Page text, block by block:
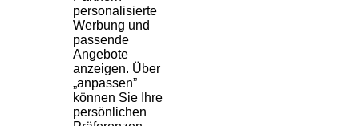
personalisierte
Werbung und
passende
Angebote
anzeigen. Über
„anpassen”
können Sie Ihre
persönlichen